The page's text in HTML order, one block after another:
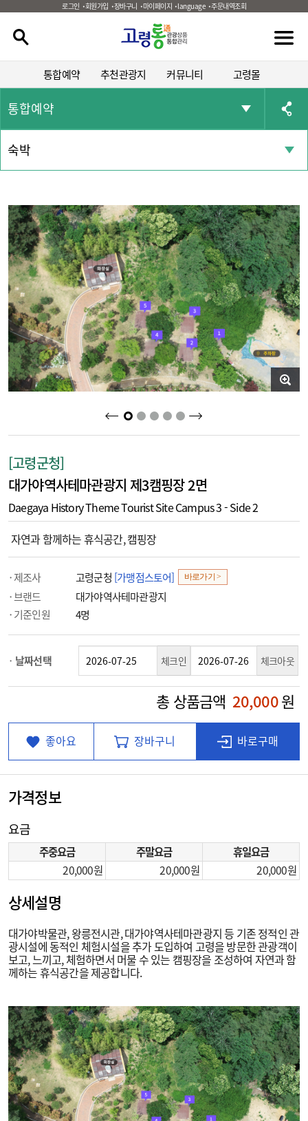
로그인 회원가입 장바구니 마이페이지 language 주문내역조회
통합예약 추천관광지 커뮤니티 고령몰
통합예약
숙박
2 3 4 5
[고령군청]
대가야역사테마관광지 제3캠핑장 2면
Daegaya History Theme Tourist Site Campus 3 - Side 2
자연과 함께하는 휴식공간, 캠핑장
제조사 고령군청 [가맹점스토어] 바로가기 >
브랜드
대가야역사테마관광지
기준인원
4명
날짜선택 체크인 체크아웃
총 상품금액 20,000원
좋아요 장바구니 바로구매
가격정보
요금
주중요금 주말요금
휴일요금
20,000
20,000 20,000
상세설명
대가야박물관, 왕릉전시관, 대가야역사테마관광지 등 기존 정적인 관
광시설에 동적인 체험시설을 추가 도입하여 고령을 방문한 관광객이
보고, 느끼고, 체험하면서 머물 수 있는 캠핑장을 조성하여 자연과 함
께하는 휴식공간을 제공합니다.